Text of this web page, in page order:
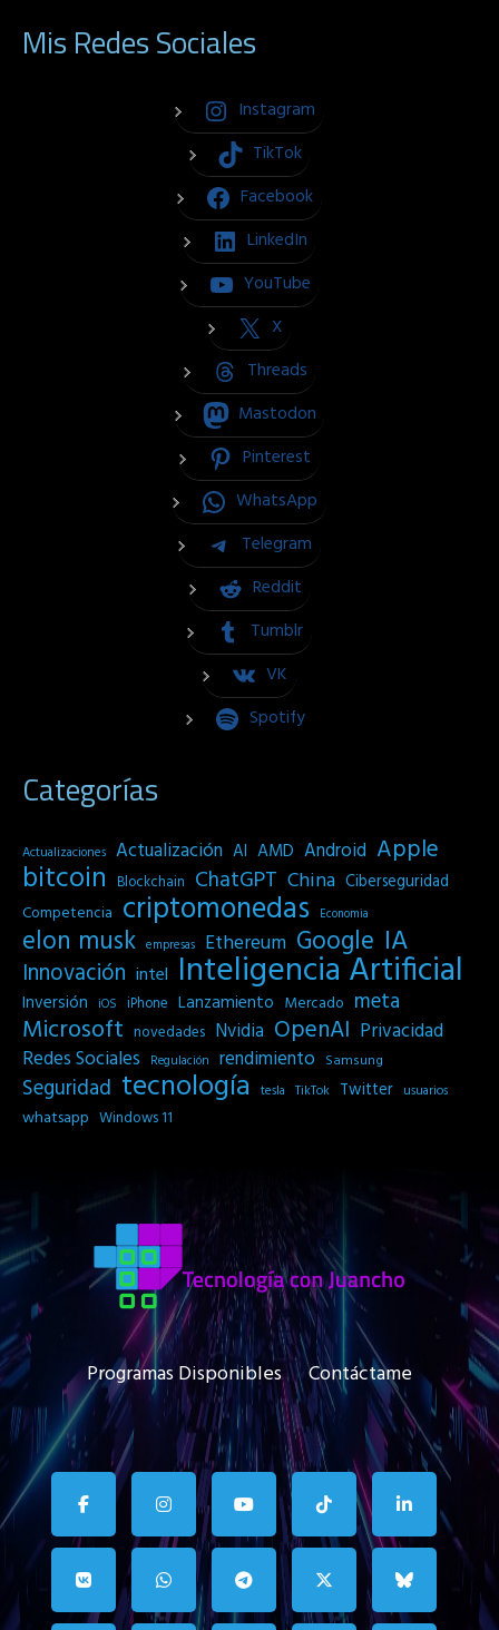
Mis Redes Sociales
Instagram
TikTok
Facebook
LinkedIn
YouTube
X
Threads
Mastodon
Pinterest
WhatsApp
Telegram
Reddit
Tumblr
VK
Spotify
Categorías
Actualizaciones Actualización AI AMD Android Apple
bitcoin Blockchain ChatGPT China Ciberseguridad
Competencia criptomonedas Economia
elon musk empresas Ethereum Google IA
Innovación intel Inteligencia Artificial
Inversión iOS iPhone Lanzamiento Mercado meta
Microsoft novedades Nvidia OpenAI Privacidad
Redes Sociales
Regulación rendimiento Samsung
Seguridad tecnología tesla TikTok Twitter usuarios
whatsapp Windows 11
Programas Disponibles Contáctame